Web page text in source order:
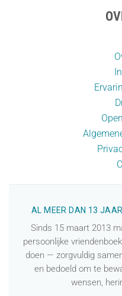
AL MEER DAN 13
Sinds 15 maart 2013
persoonlijke
doen — zorgvuldig
en bedoeld om te
wensen,